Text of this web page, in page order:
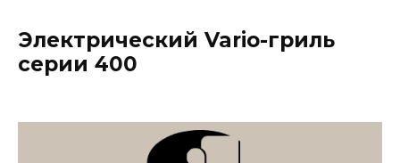
Электрический Vario-гриль
серии 400